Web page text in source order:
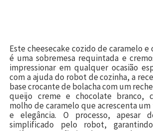
Este cheesecake cozido de caramelo
é uma sobremesa requintada e
impressionar em qualquer ocasião
com a ajuda do robot de cozinha, a
base crocante de bolacha com um
queijo creme e chocolate branco,
molho de caramelo que acrescenta
e elegância. O processo, apesar
simplificado pelo robot,